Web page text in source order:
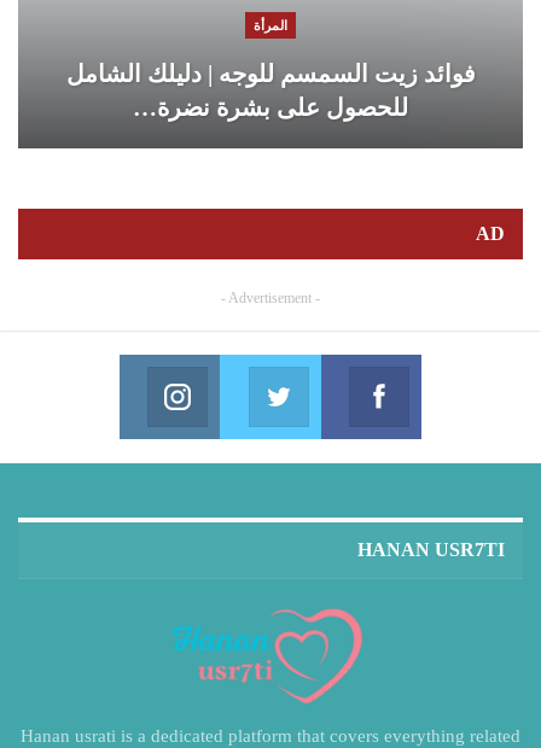
المرأة
فوائد زيت السمسم للوجه | دليلك الشامل
للحصول على بشرة نضرة…
AD
- Advertisement -
Facebook
Join us on Facebook
Twitter
Join us on Twitter
HANAN USR7TI
Hanan usrati is a dedicated platform that covers everything related